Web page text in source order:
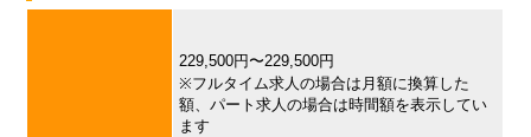
229,500円〜229,500円
※フルタイム求人の場合は月額に換算した
額、パート求人の場合は時間額を表示してい
ます